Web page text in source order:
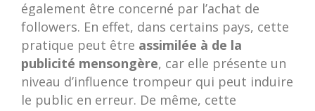
également être concerné par l’achat de
followers. En effet, dans certains pays, cette
pratique peut être assimilée à de la
publicité mensongère, car elle présente un
niveau d’influence trompeur qui peut induire
le public en erreur. De même, cette